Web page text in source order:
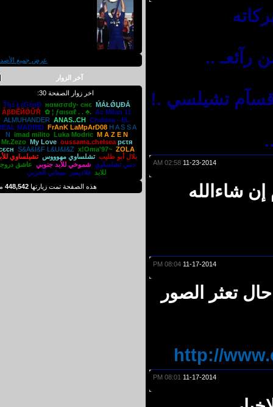
..
تشيلسي .!
11-23-2014
02:58 AM
شاءالله
11-17-2014
08:04 PM
تعثر الصور
http://
11-17-2014
08:01 PM
Mr.Zezo
تشيلساوي للأبد
عرض جميع الأصدقاء
آخر الزوار
اخر زوار الصفحة 30:
Ťђέ ŁέĢέŋĐ нαмσσdy- cнє ḾẮŁǾЏĐẮ
ẪβĐẼЙǾỮŘ ✿ ¦ ƒαιѕαℓ . . ♣. Ac Milan 11
ALMUHANDER ANAS..CH Chelsea -
REAL MADRID FrAnK LaMpArD08 H A S S A
N imad milito Luka Modric
M A Z E N
Mr.Zezo My Love oussama.chelsea pєτя
сєсн S&A&I&F L&U&I&Z x!Oma'97~ ZOLA
بلال أبو طليب تشلساوي مهوووس تشيلساوي للأبد
دمي تشلساوي شموخي للأبد جنوبي عاشق دروجبا
فلاديمير ميماتي الحربي
هذه الصفحة تمت زيارتها448,542مرة